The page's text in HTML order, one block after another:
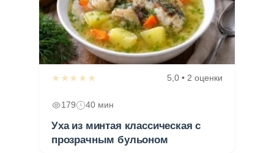
★★★★★ 5,0 • 2 оценки
179 40 мин
Уха из минтая классическая с
прозрачным бульоном